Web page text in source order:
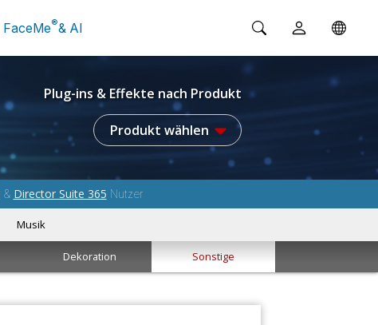
FaceMe®& AI
Plug-ins & Effekte nach Produkt
Produkt wählen
& Director Suite 365 Nutzer
Musik
Dekoration Sonstige